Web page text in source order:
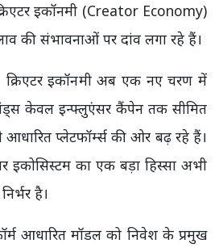
इकॉनमी (Creator Economy)
की संभावनाओं पर दांव लगा रहे हैं।
क्रिएटर इकॉनमी अब एक नए चरण में
केवल इन्फ्लुएंसर कैंपेन तक सीमित
प्लेटफॉर्म्स की ओर बढ़ रहे हैं।
इकोसिस्टम का एक बड़ा हिस्सा अभी
है।
आधारित मॉडल को निवेश के प्रमुख